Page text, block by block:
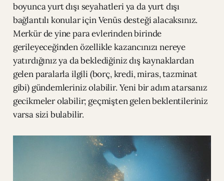
boyunca yurt dışı seyahatleri ya da yurt dışı
bağlantılı konular için Venüs desteği alacaksınız.
Merkür de yine para evlerinden birinde
gerileyeceğinden özellikle kazancınızı nereye
yatırdığınız ya da beklediğiniz dış kaynaklardan
gelen paralarla ilgili (borç, kredi, miras, tazminat
gibi) gündemleriniz olabilir. Yeni bir adım atarsanız
gecikmeler olabilir; geçmişten gelen beklentileriniz
varsa sizi bulabilir.